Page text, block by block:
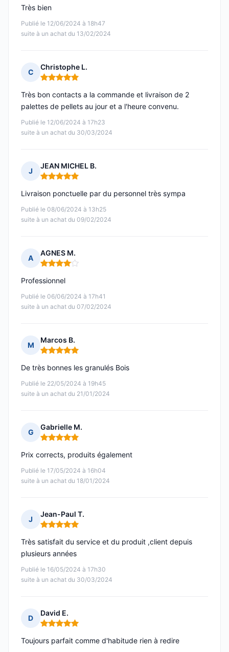
Publié le 12/06/2024 à 18h47
suite à un achat du 13/02/2024
Très bien
C
Christophe L.
Note : 5 sur 5
Publié le 12/06/2024 à 17h23
suite à un achat du 30/03/2024
Très bon contacts a la commande et livraison de 2
palettes de pellets au jour et a l'heure convenu.
J
JEAN MICHEL B.
Note : 5 sur 5
Publié le 08/06/2024 à 13h25
suite à un achat du 09/02/2024
Livraison ponctuelle par du personnel très sympa
A
AGNES M.
Note : 4 sur 5
Publié le 06/06/2024 à 17h41
suite à un achat du 07/02/2024
Professionnel
M
Marcos B.
Note : 5 sur 5
Publié le 22/05/2024 à 19h45
suite à un achat du 21/01/2024
De très bonnes les granulés Bois
G
Gabrielle M.
Note : 5 sur 5
Publié le 17/05/2024 à 16h04
suite à un achat du 18/01/2024
Prix corrects, produits également
J
Jean-Paul T.
Note : 5 sur 5
Publié le 16/05/2024 à 17h30
suite à un achat du 30/03/2024
Très satisfait du service et du produit ,client depuis
plusieurs années
D
David E.
Note : 5 sur 5
Toujours parfait comme d'habitude rien à redire